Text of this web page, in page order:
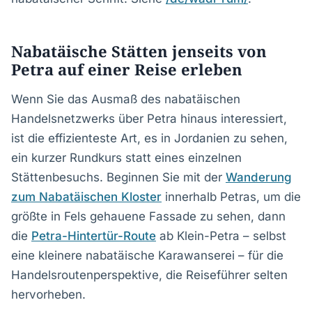
Nabatäische Stätten jenseits von
Petra auf einer Reise erleben
Wenn Sie das Ausmaß des nabatäischen
Handelsnetzwerks über Petra hinaus interessiert,
ist die effizienteste Art, es in Jordanien zu sehen,
ein kurzer Rundkurs statt eines einzelnen
Stättenbesuchs. Beginnen Sie mit der Wanderung
zum Nabatäischen Kloster innerhalb Petras, um die
größte in Fels gehauene Fassade zu sehen, dann
die Petra-Hintertür-Route ab Klein-Petra – selbst
eine kleinere nabatäische Karawanserei – für die
Handelsroutenperspektive, die Reiseführer selten
hervorheben.